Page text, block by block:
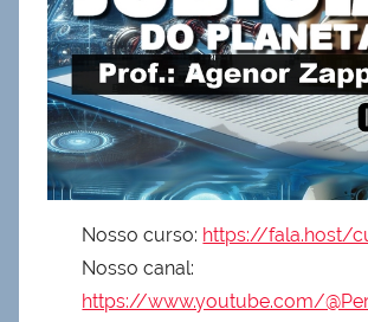
Nosso curso: https://fala.host/
Nosso canal:
https://www.youtube.com/